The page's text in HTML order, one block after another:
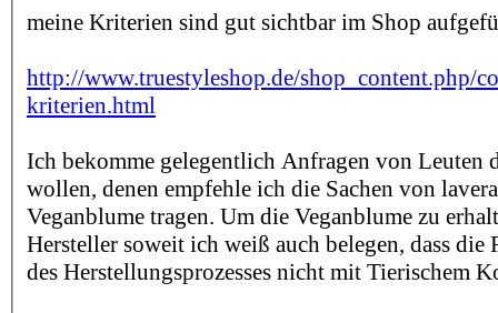
meine Kriterien sind gut sichtbar im Shop
http://www.truestyleshop.de/shop_content.php/
kriterien.html
Ich bekomme gelegentlich Anfragen von Leuten
wollen, denen empfehle ich die Sachen von
Veganblume tragen. Um die Veganblume zu
Hersteller soweit ich weiß auch belegen, dass die
des Herstellungsprozesses nicht mit Tierischem